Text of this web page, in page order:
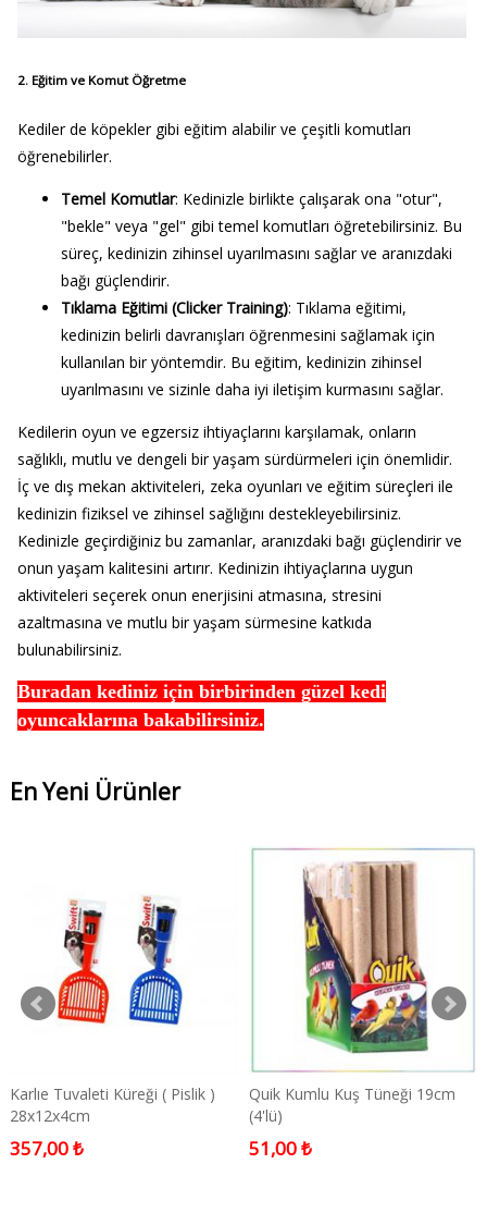
2. Eğitim ve Komut Öğretme
Kediler de köpekler gibi eğitim alabilir ve çeşitli komutları
öğrenebilirler.
Temel Komutlar: Kedinizle birlikte çalışarak ona "otur",
"bekle" veya "gel" gibi temel komutları öğretebilirsiniz. Bu
süreç, kedinizin zihinsel uyarılmasını sağlar ve aranızdaki
bağı güçlendirir.
Tıklama Eğitimi (Clicker Training): Tıklama eğitimi,
kedinizin belirli davranışları öğrenmesini sağlamak için
kullanılan bir yöntemdir. Bu eğitim, kedinizin zihinsel
uyarılmasını ve sizinle daha iyi iletişim kurmasını sağlar.
Kedilerin oyun ve egzersiz ihtiyaçlarını karşılamak, onların
sağlıklı, mutlu ve dengeli bir yaşam sürdürmeleri için önemlidir.
İç ve dış mekan aktiviteleri, zeka oyunları ve eğitim süreçleri ile
kedinizin fiziksel ve zihinsel sağlığını destekleyebilirsiniz.
Kedinizle geçirdiğiniz bu zamanlar, aranızdaki bağı güçlendirir ve
onun yaşam kalitesini artırır. Kedinizin ihtiyaçlarına uygun
aktiviteleri seçerek onun enerjisini atmasına, stresini
azaltmasına ve mutlu bir yaşam sürmesine katkıda
bulunabilirsiniz.
Buradan kediniz için birbirinden güzel kedi
oyuncaklarına bakabilirsiniz.
En Yeni Ürünler
Karlıe Tuvaleti Küreği ( Pislik )
28x12x4cm
357,00 ₺
Quik Kumlu Kuş Tüneği 19cm
(4'lü)
51,00 ₺